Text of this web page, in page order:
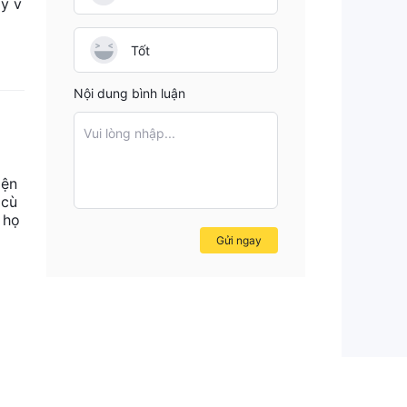
v
Tốt
Nội dung bình luận
Vui lòng nhập...
Gửi ngay